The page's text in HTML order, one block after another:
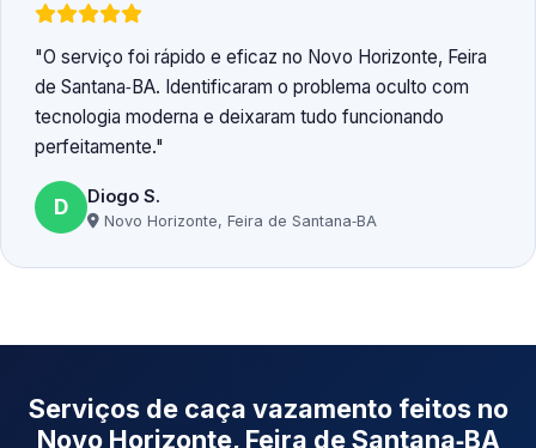
O serviço foi rápido e eficaz no Novo Horizonte, Feira
de Santana‑BA. Identificaram o problema oculto com
tecnologia moderna e deixaram tudo funcionando
perfeitamente.
D Diogo S.
Novo Horizonte, Feira de Santana‑BA
Serviços de caça vazamento feitos no
Novo Horizonte, Feira de Santana‑BA